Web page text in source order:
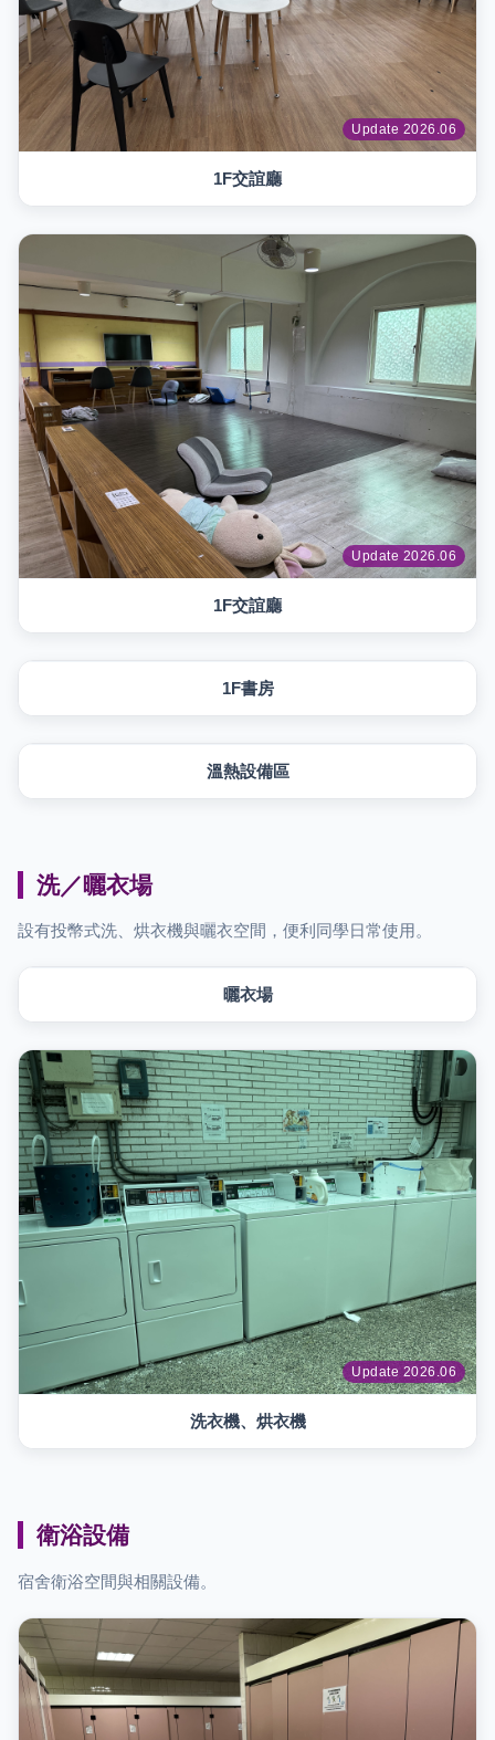
Update 2026.06
1F交誼廳
Update 2026.06
1F交誼廳
1F書房
溫熱設備區
洗／曬衣場
設有投幣式洗、烘衣機與曬衣空間，便利同學日常使用。
曬衣場
Update 2026.06
洗衣機、烘衣機
衛浴設備
宿舍衛浴空間與相關設備。